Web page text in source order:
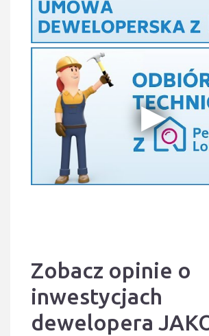
Zobacz opinie o
inwestycjach
dewelopera